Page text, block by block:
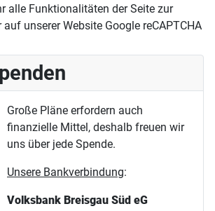
Große Pläne erfordern auch
finanzielle Mittel, deshalb freuen wir
uns über jede Spende.
Unsere Bankverbindung:
Volksbank Breisgau Süd eG
alle Funktionalitäten der Seite zur
unserer Website Google reCAPTCHA